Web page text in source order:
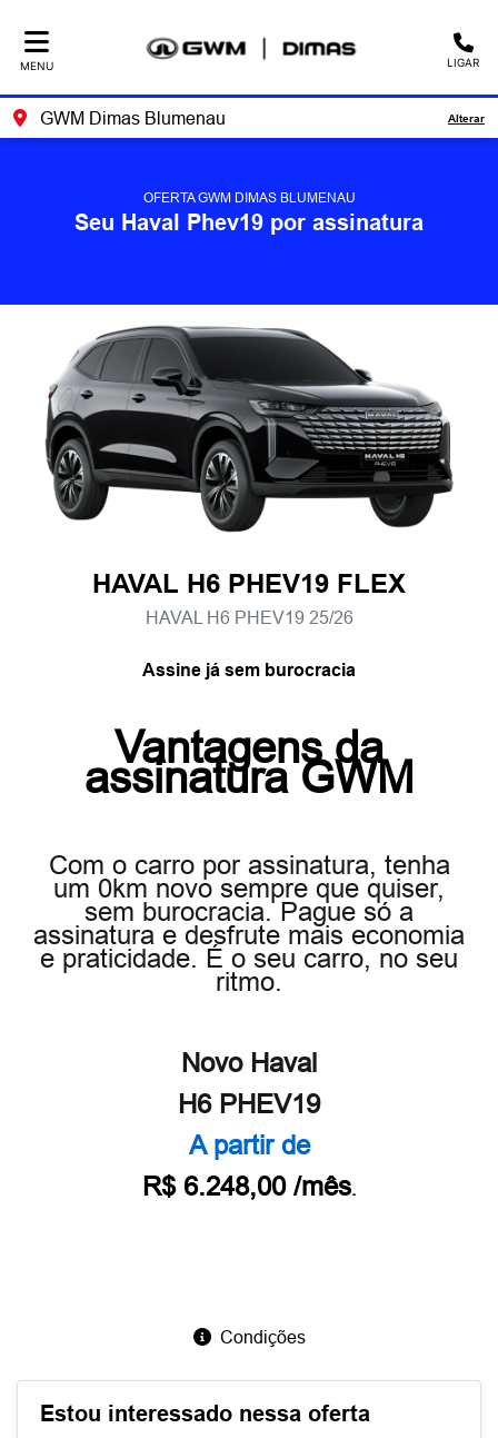
MENU LIGAR
GWM Dimas Blumenau Alterar
OFERTA GWM DIMAS BLUMENAU
Seu Haval Phev19 por assinatura
HAVAL H6 PHEV19 FLEX
HAVAL H6 PHEV19 25/26
Assine já sem burocracia
Vantagens da
assinatura GWM
Com o carro por assinatura, tenha
um 0km novo sempre que quiser,
sem burocracia. Pague só a
assinatura e desfrute mais economia
e praticidade. É o seu carro, no seu
ritmo.
Novo Haval
H6 PHEV19
A partir de
R$ 6.248,00 /mês.
Condições
Estou interessado nessa oferta